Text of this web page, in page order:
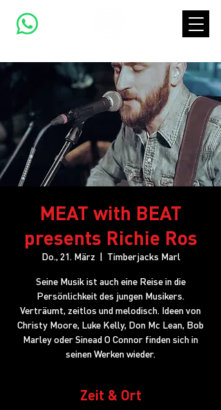
MEAT with BEAT
presents Richie Ros
Do., 21. März
  |
Timberjacks Marl
Seine Musik ist auch eine Reise in die
Persönlichkeit des jungen Musikers.
Verträumt, zeitlos und melodisch. Ideen von
Christy Moore, Luke Kelly, Don Mc Lean, Bob
Marley oder Sinead O Connor finden sich in
seinen Werken wieder.
Zeit & Ort